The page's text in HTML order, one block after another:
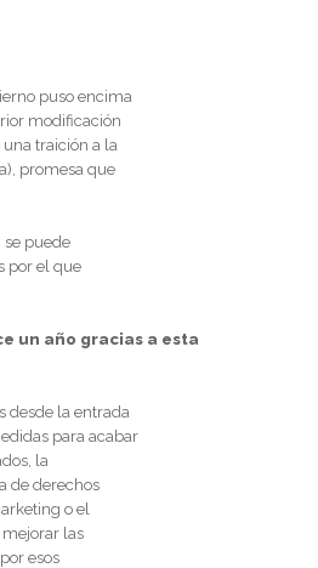
puso encima
modificación
traición a la
promesa que
se puede
por el que
un año gracias a esta
desde la entrada
para acabar
la
de derechos
o el
las
esos